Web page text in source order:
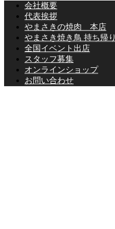
会社概要
代表挨拶
やまさきの焼肉 本店
やまさき焼き鳥 持ち帰り
全国イベント出店
スタッフ募集
オンラインショップ
お問い合わせ